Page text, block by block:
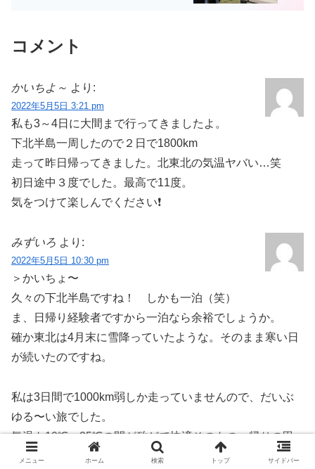
コメント
かいちよ～ より:
2022年5月5日 3:21 pm
私も3～4日に大間まで行ってきましたよ。
下北半島一周したので２日で1800km
走って昨日帰ってきました。北東北の気温ヤバい…笑
初日途中３度でした。最高で11度。
気をつけて楽しんでください❗
みずいろ より:
2022年5月5日 10:30 pm
＞かいちょ〜
久々の下北半島ですね！ しかも一泊（笑）
ま、日帰り経験者ですから一泊なら余裕でしょうか。
確か東北は4月末に雪降っていたような。そのまま寒い日
が続いたのですね。
私は3日間で1000km弱しか走っていませんので、だいぶ
ゆる〜い旅でした。
気温も10℃〜25℃の間が殆どで快適そのもの、帰りの甲
府近辺が少し暑かったくらいです。
メニュー ホーム 検索 トップ サイドバー